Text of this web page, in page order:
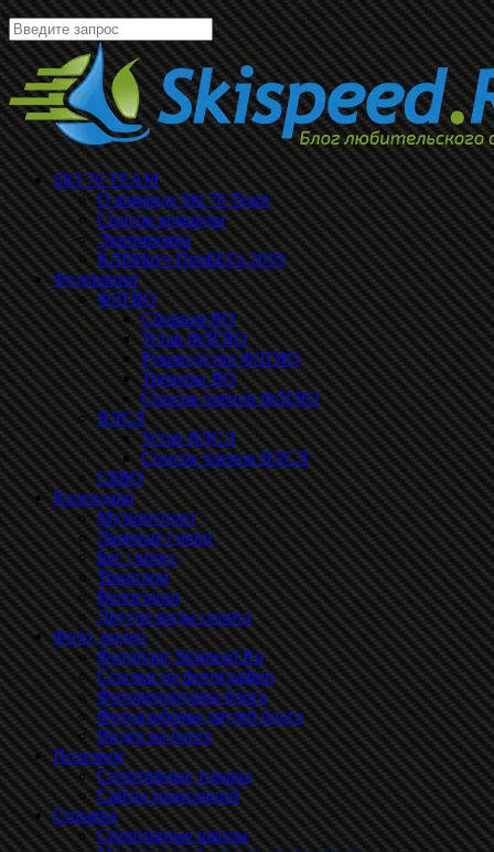
SKI 76 TEAM
О команде Ski 76 Team
Список команды
Экипировка
КЛБМатч ПроБЕГа 2019
Федерации
ФЛГЯО
Сборная ЯО
Устав ФЛГЯО
Руководство ФЛГЯО
Тренеры ЯО
Список членов ФЛГЯО
ЯЛСЛ
Устав ЯЛСЛ
Список членов ЯЛСЛ
СБЯО
Календари
Мультиспорт
Лыжные гонки
Бег / кросс
Триатлон
Велогонки
Другие виды спорта
Фото, видео
Фотоблог Skispeed.Ru
Ссылки на фотографии
Фоторепортажы блога
Фотоальбомы друзей блога
Видео на блоге
Полезное
Спортивные товары
Сайты трансляций
Справка
Спортивные школы